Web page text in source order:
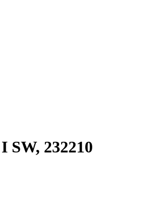
232210